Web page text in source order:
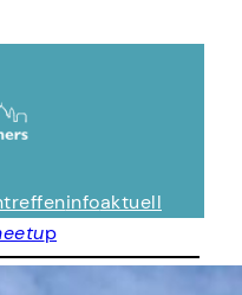
infoaktuell
p